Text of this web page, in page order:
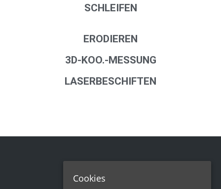
SCHLEIFEN
ERODIEREN
3D-KOO.-MESSUNG
LASERBESCHIFTEN
Cookies